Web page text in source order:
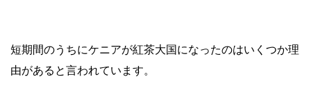
短期間のうちにケニアが紅茶大国になったのはいくつか理
由があると言われています。